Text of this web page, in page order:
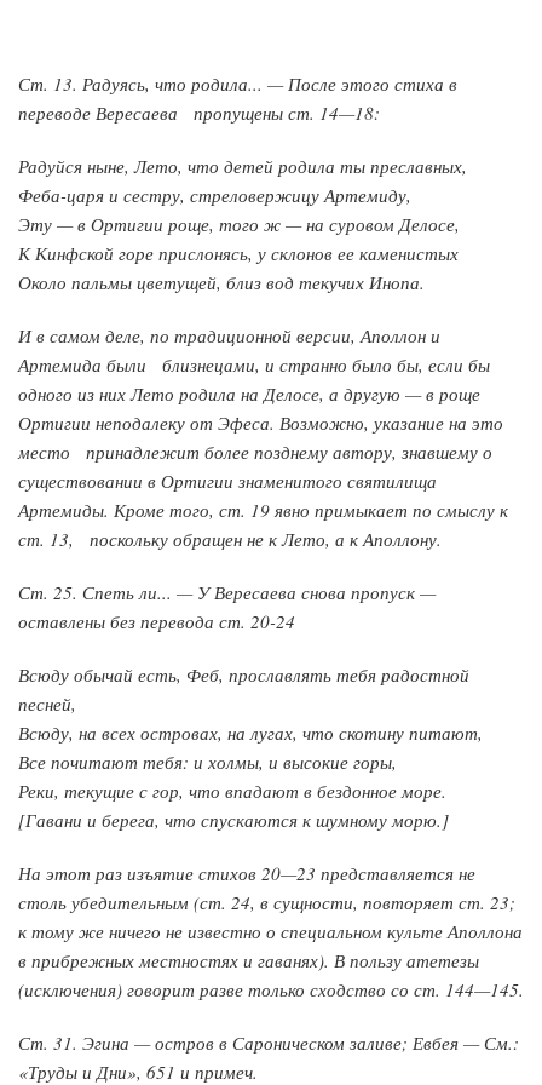
Ст. 13. Радуясь, что родила... — После этого стиха в
переводе Вересаева пропущены ст. 14—18:
Радуйся ныне, Лето, что детей родила ты преславных,
Феба-царя и сестру, стреловержицу Артемиду,
Эту — в Ортигии роще, того ж — на суровом Делосе,
К Кинфской горе прислонясь, у склонов ее каменистых
Около пальмы цветущей, близ вод текучих Инопа.
И в самом деле, по традиционной версии, Аполлон и
Артемида были близнецами, и странно было бы, если бы
одного из них Лето родила на Делосе, а другую — в роще
Ортигии неподалеку от Эфеса. Возможно, указание на это
место принадлежит более позднему автору, знавшему о
существовании в Ортигии знаменитого святилища
Артемиды. Кроме того, ст. 19 явно примыкает по смыслу к
ст. 13, поскольку обращен не к Лето, а к Аполлону.
Ст. 25. Спеть ли... — У Вересаева снова пропуск —
оставлены без перевода ст. 20-24
Всюду обычай есть, Феб, прославлять тебя радостной
песней,
Всюду, на всех островах, на лугах, что скотину питают,
Все почитают тебя: и холмы, и высокие горы,
Реки, текущие с гор, что впадают в бездонное море.
[Гавани и берега, что спускаются к шумному морю.]
На этот раз изъятие стихов 20—23 представляется не
столь убедительным (ст. 24, в сущности, повторяет ст. 23;
к тому же ничего не известно о специальном культе Аполлона
в прибрежных местностях и гаванях). В пользу атетезы
(исключения) говорит разве только сходство со ст. 144—145.
Ст. 31. Эгина — остров в Сароническом заливе; Евбея — См.:
«Труды и Дни», 651 и примеч.